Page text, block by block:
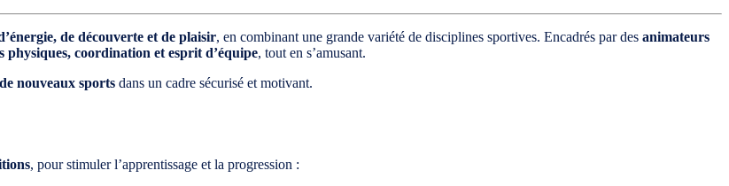
de découverte et de plaisir, en combinant une grande variété de disciplines sportives. Encadrés par des animateurs
physiques, coordination et esprit d’équipe, tout en s’amusant.
nouveaux sports dans un cadre sécurisé et motivant.
, pour stimuler l’apprentissage et la progression :